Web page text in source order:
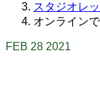
スタジオレ
オンライン
FEB 28 2021